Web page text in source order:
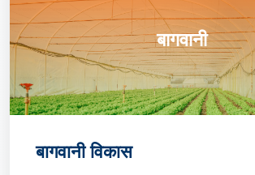
बागवानी
बागवानी विकास